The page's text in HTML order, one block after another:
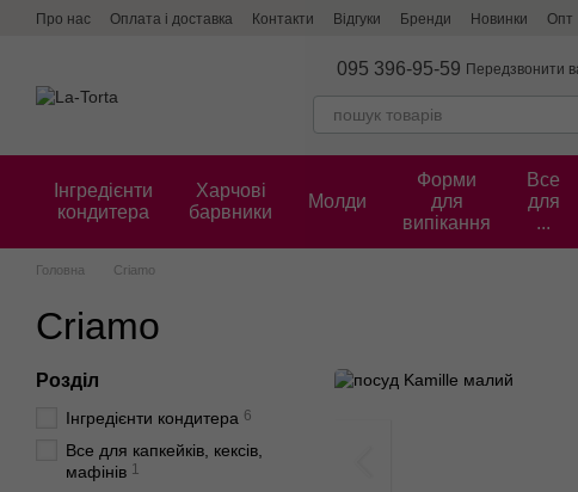
Перейти до основного контенту
Про нас Оплата і доставка Контакти Відгуки Бренди Новинки Опт
095 396-95-59 Передзвонити
Інгредієнти
кондитера
Харчові
барвники
Молди
Форми
для
випікання
Все
для
...
Головна Criamo
Criamo
Розділ
Інгредієнти кондитера 6
Все для капкейків, кексів,
мафінів 1